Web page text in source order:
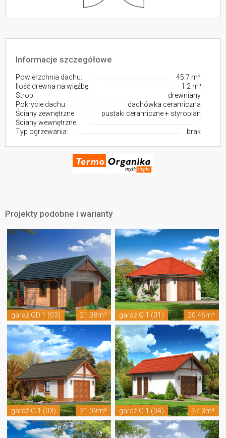
Informacje szczegółowe
Powierzchnia dachu:
45.7 m²
Ilość drewna na więźbę:
1.2 m³
Strop:
drewniany
Pokrycie dachu:
dachówka ceramiczna
Ściany zewnętrzne:
pustaki ceramiczne + styropian
Ściany wewnętrzne:
Typ ogrzewania:
brak
Projekty podobne i warianty
garaż GD 1 (03) 21.38m² garaż G 1 (01) 20.46m²
garaż G 1 (03) 21.09m² garaż G 1 (04) 27.3m²